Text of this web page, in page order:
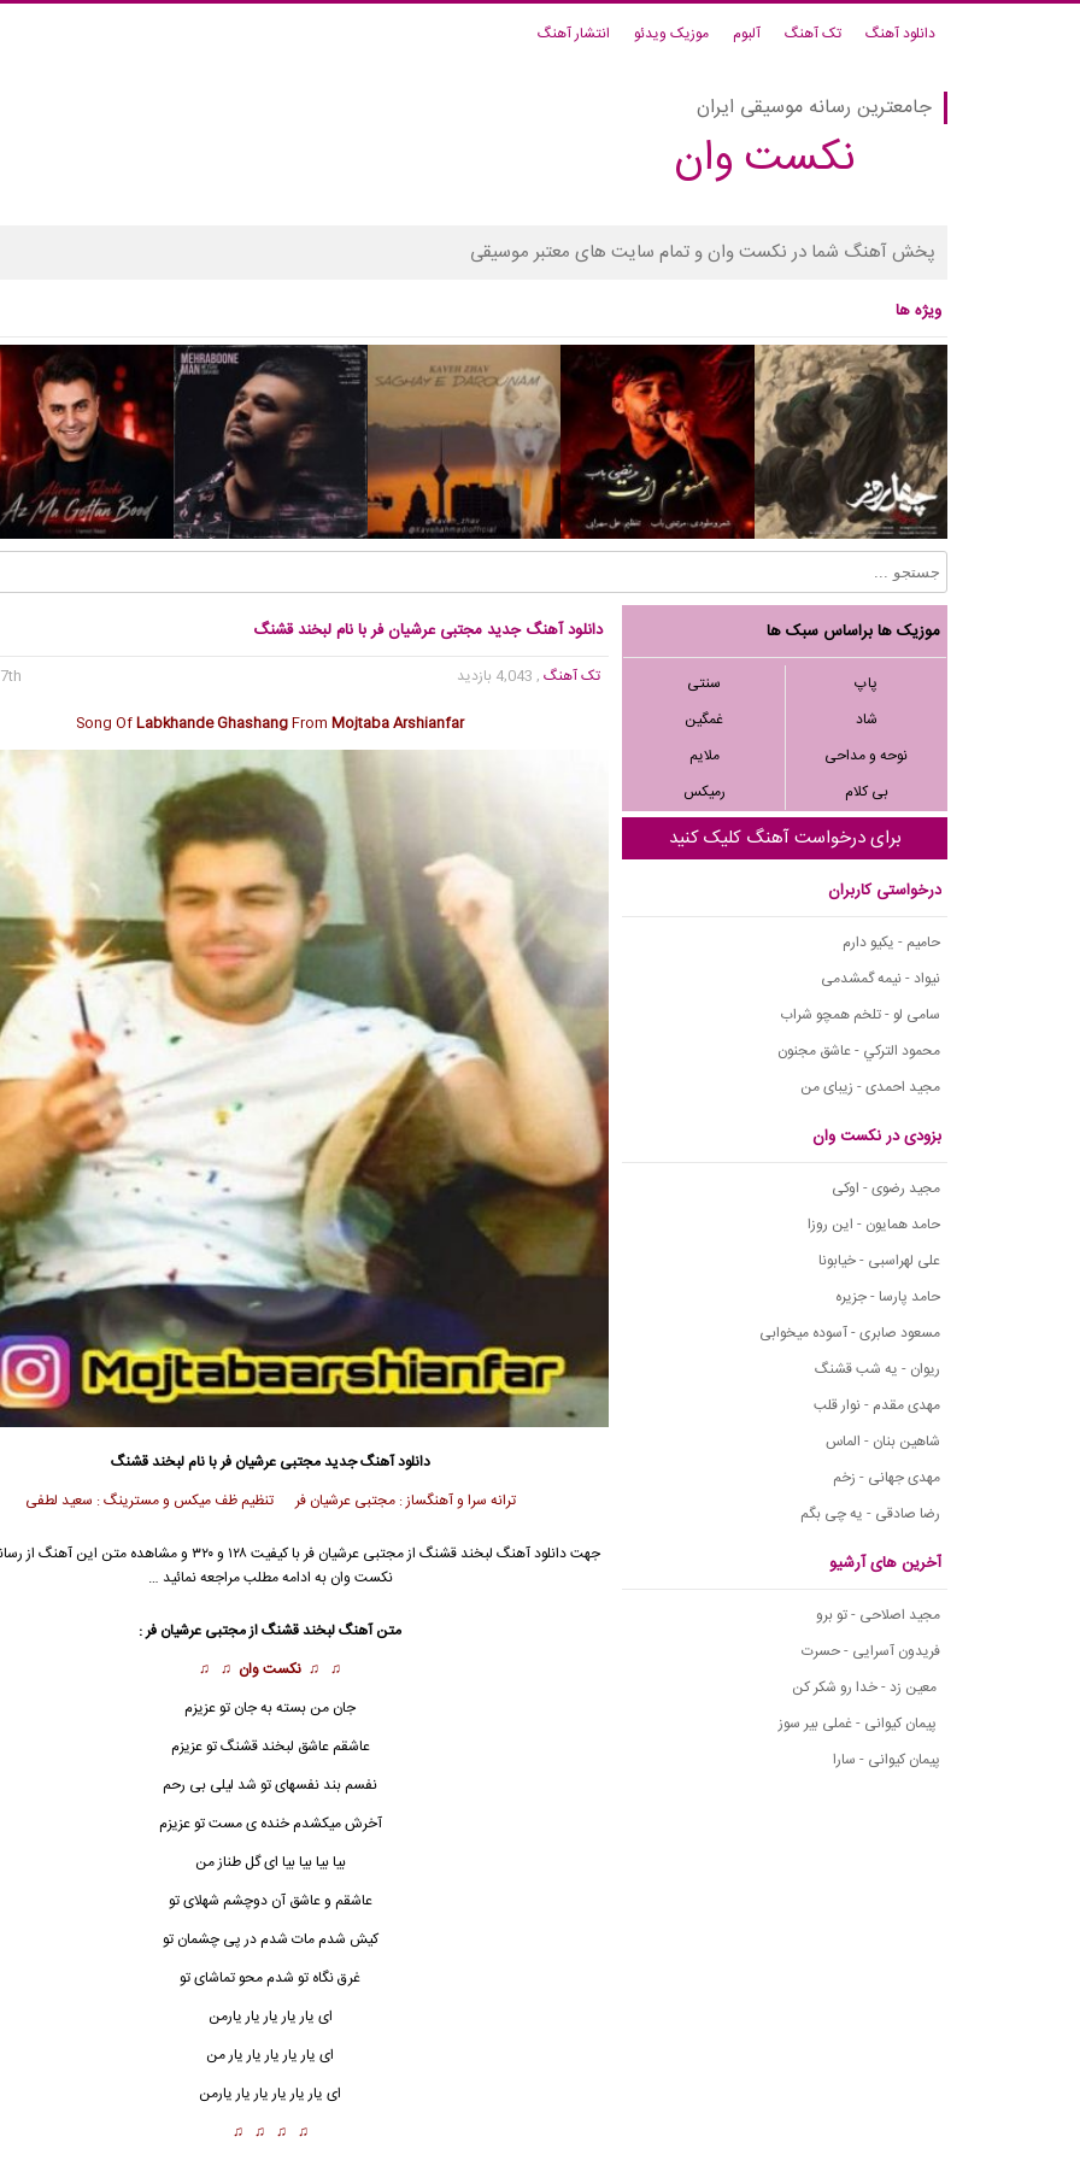
دانلود آهنگ تک آهنگ آلبوم موزیک ویدئو انتشار آهنگ
جامعترین رسانه موسیقی ایران
نکست وان
پخش آهنگ شما در نکست وان و تمام سایت های معتبر موسیقی
ویژه ها
موزیک ها براساس سبک ها
پاپ
سنتی
شاد
غمگین
نوحه و مداحی
ملایم
بی کلام
رمیکس
برای درخواست آهنگ کلیک کنید
درخواستی کاربران
حامیم - یکیو دارم
نیواد - نیمه گمشدمی
سامی لو - تلخم همچو شراب
محمود التركي - عاشق مجنون
مجید احمدی - زیبای من
بزودی در نکست وان
مجید رضوی - اوکی
حامد همایون - این روزا
علی لهراسبی - خیابونا
حامد پارسا - جزیره
مسعود صابری - آسوده میخوابی
ریوان - یه شب قشنگ
مهدی مقدم - نوار قلب
شاهین بنان - الماس
مهدی جهانی - زخم
رضا صادقی - یه چی بگم
آخرین های آرشیو
مجید اصلاحی - تو برو
فریدون آسرایی - حسرت
معین زد - خدا رو شکر کن
پیمان کیوانی - غملی بیر سوز
پیمان کیوانی - سارا
دانلود آهنگ جدید مجتبی عرشیان فر با نام لبخند قشنگ
تک آهنگ, 4,043 بازدید
7th می 2020
Song OfLabkhande GhashangFromMojtaba Arshianfar
دانلود آهنگ جدیدمجتبی عرشیان فربا نام لبخند قشنگ
ترانه سرا و آهنگساز : مجتبی عرشیان فر تنظیم ظف میکس و مسترینگ : سعید لطفی
جهت دانلود آهنگ لبخند قشنگ ازمجتبی عرشیان فر
با کیفیت ۱۲۸ و ۳۲۰ و مشاهده متن این آهنگ
نکست وان به ادامه مطلب مراجعه نمائید …
متن آهنگلبخند قشنگازمجتبی عرشیان فر:
♫ ♫ نکست وان ♫ ♫
جان من بسته به جان تو عزیزم
عاشقم عاشق لبخند قشنگتو عزیزم
نفسم بند نفسهای تو شد لیلی بی رحم
آخرش میکشدم خنده ی مست تو عزیزم
بیا بیا بیا بیا ای گل طناز من
عاشقم و عاشق آن دوچشم شهلای تو
کیش شدم مات شدم در پی چشمان تو
غرق نگاه تو شدم محو تماشای تو
ای یار یار یار یار یارمن
ای یار یار یار یار یار من
ای یار یار یار یار یار یارمن
♫ ♫ ♫ ♫